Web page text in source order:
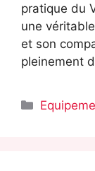
pratique du
une
et son
pleinement